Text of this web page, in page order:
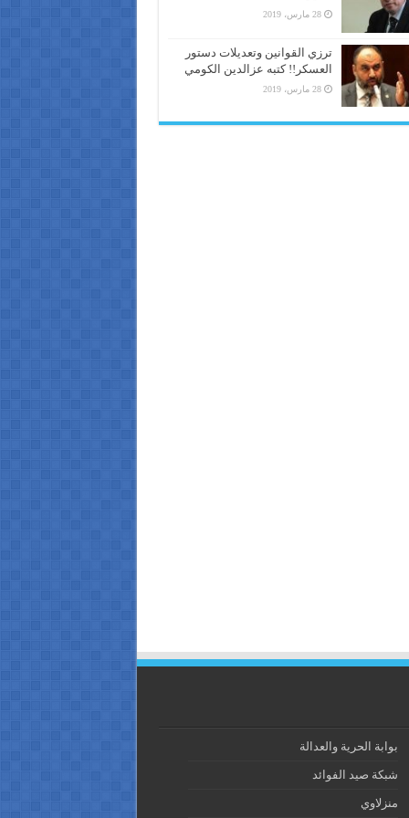
28 مارس، 2019
ترزي القوانين وتعديلات دستور
العسكر!! كتبه عزالدين الكومي
28 مارس، 2019
بوابة الحرية والعدالة
شبكة صيد الفوائد
منزلاوي